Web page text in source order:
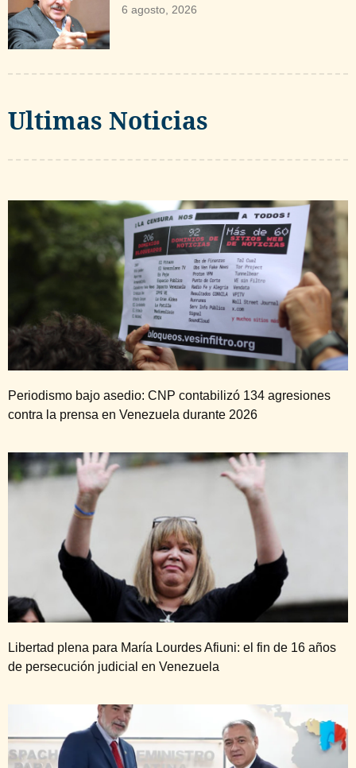
6 agosto, 2026
Ultimas Noticias
Periodismo bajo asedio: CNP contabilizó 134 agresiones
contra la prensa en Venezuela durante 2026
Libertad plena para María Lourdes Afiuni: el fin de 16 años
de persecución judicial en Venezuela